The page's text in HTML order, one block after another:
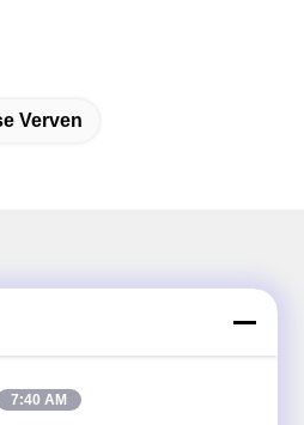
Verven
voor kortingen en meer.
7:40 AM